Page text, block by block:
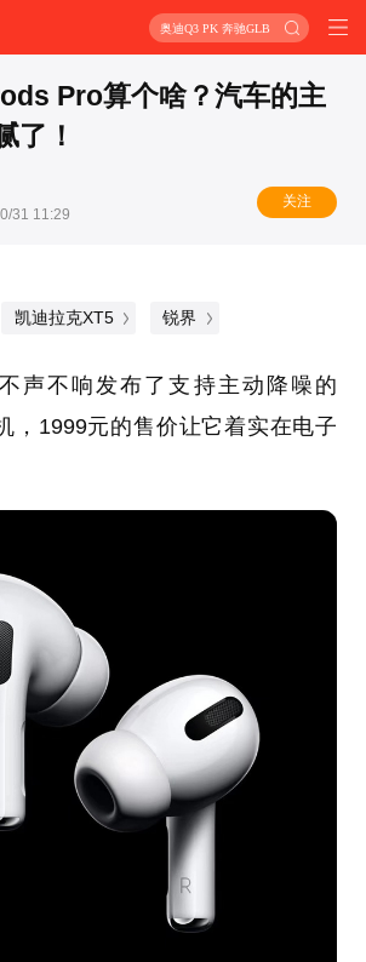
奥迪Q3 PK 奔驰GLB
Pro算个啥？汽车的主
了！
31 11:29
关注
凯迪拉克XT5 锐界
声不响发布了支持主动降噪的
，1999元的售价让它着实在电子